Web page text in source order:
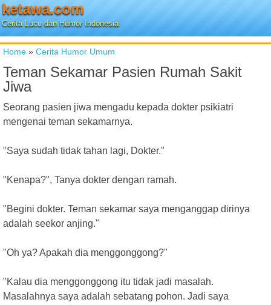
ketawa.com
Cerita Lucu dan Humor Indonesia
Home » Cerita Humor Umum
Teman Sekamar Pasien Rumah Sakit
Jiwa
Seorang pasien jiwa mengadu kepada dokter psikiatri
mengenai teman sekamarnya.
"Saya sudah tidak tahan lagi, Dokter."
"Kenapa?", Tanya dokter dengan ramah.
"Begini dokter. Teman sekamar saya menganggap dirinya
adalah seekor anjing."
"Oh ya? Apakah dia menggonggong?"
"Kalau dia menggonggong itu tidak jadi masalah.
Masalahnya saya adalah sebatang pohon. Jadi saya